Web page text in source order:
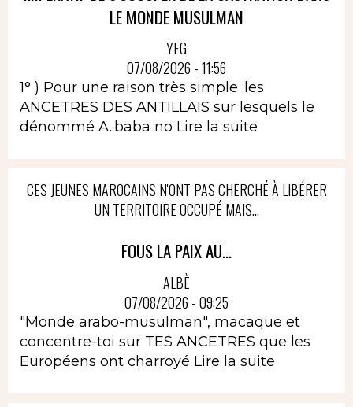
LE MONDE MUSULMAN
YEG
07/08/2026 - 11:56
1° ) Pour une raison très simple :les
ANCETRES DES ANTILLAIS sur lesquels le
dénommé A..baba no Lire la suite
CES JEUNES MAROCAINS N'ONT PAS CHERCHÉ À LIBÉRER
UN TERRITOIRE OCCUPÉ MAIS...
FOUS LA PAIX AU...
ALBÈ
07/08/2026 - 09:25
"Monde arabo-musulman", macaque et
concentre-toi sur TES ANCETRES que les
Européens ont charroyé Lire la suite